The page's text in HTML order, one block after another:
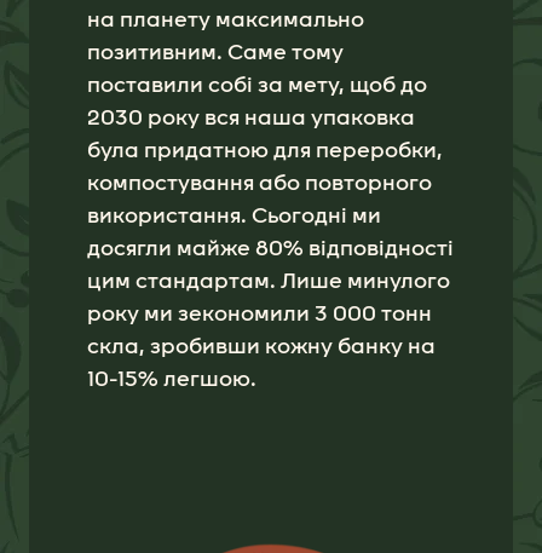
поставили собі за мету, щоб до
2030 року вся наша упаковка
була придатною для переробки,
компостування або повторного
використання. Сьогодні ми
досягли майже 80% відповідності
цим стандартам. Лише минулого
року ми зекономили 3 000 тонн
скла, зробивши кожну банку на
10-15% легшою.